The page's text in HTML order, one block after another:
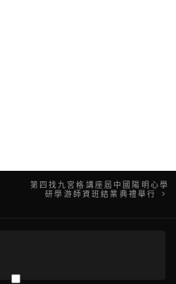
第四找九宮格講座屆中國陽明心學
研學游師資班結業典禮舉行